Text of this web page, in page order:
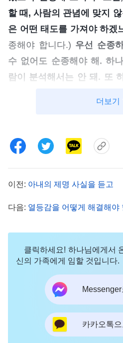
할 때, 사람의 관념에 맞지
은 어떤 태도를 가져야 하겠
종해야 합니다.) 우선 순종
수 없어도 순종해야 해. 하
람이 분석해서는 안 돼. 또
고 생각해야 한다. 이것이
해가 어려운 문제가 될 수
니다.)
그것이 네 본분 이행
좌담 기록ㆍ제3부＞ 중에서)제
하신 그런 사람이었습니다.
하나님을 경계하고 오해하
체하는 원칙도 모르고, 하나
문제들이 생기고 실수들을
좋지 않으면 교체되는 줄 알
일하는 것처럼, 실수를 하
있기 때문에 조심스럽게 행
더보기
이전: 아내의 제명 사실을 듣고
다음: 열등감을 어떻게 해결해야
클릭하세요! 하나님에게서
신의 가족에게 임할 것입니다.
Messenger
카카오톡으